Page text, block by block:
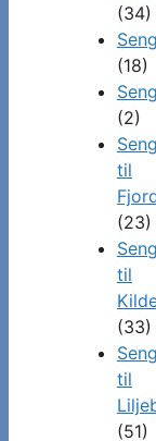
(34)
(18)
(2)
til
(23)
til
(33)
til
(51)